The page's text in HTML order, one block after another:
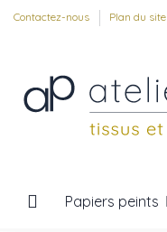
Contactez-nous Plan du site
Papiers peints